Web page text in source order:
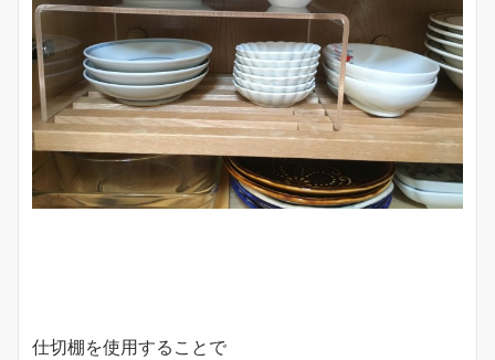
仕切棚を使用することで